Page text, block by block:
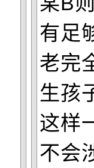
有足
老完
生孩
这样
不会